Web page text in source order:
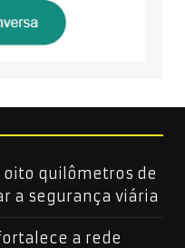
oito quilômetros de
a segurança viária
a rede